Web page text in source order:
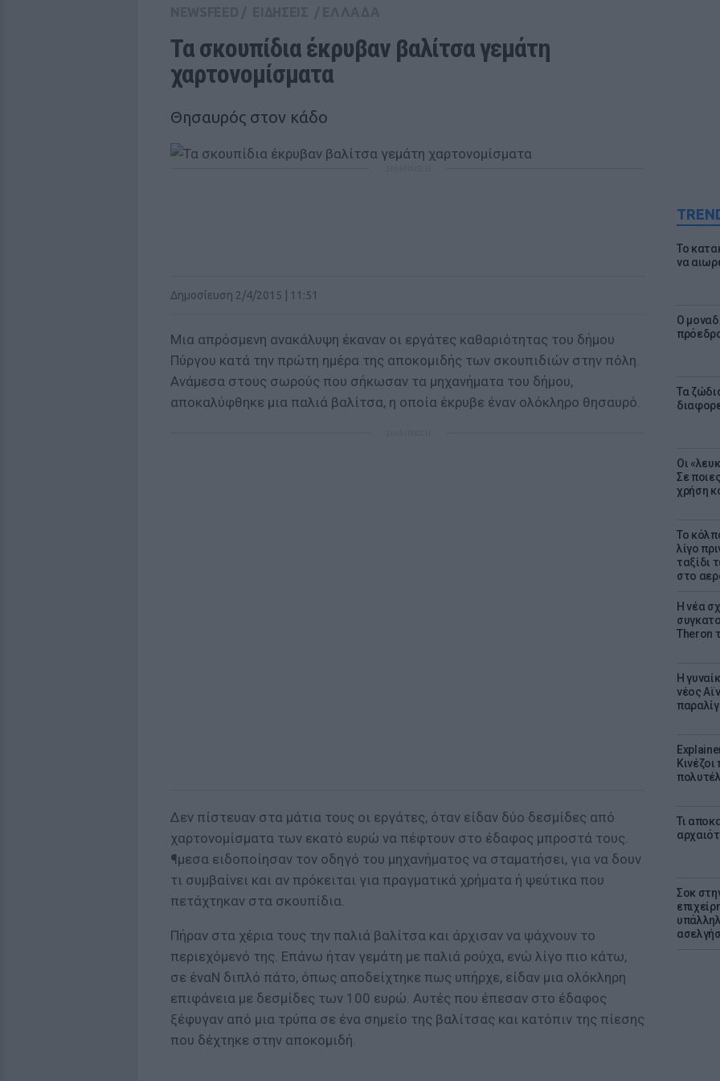
Το
να
Ο
Τα
Οι
Σε
χρήση
Το
λίγο
ταξίδι
στο
Η νέα
Theron
Η
νέος
Τι
Σοκ
Τα σκουπίδια έκρυβαν βαλίτσα γεμάτη
χαρτονομίσματα
Θησαυρός στον κάδο
Δημοσίευση 2/4/2015 | 11:51
Μια απρόσμενη ανακάλυψη έκαναν οι εργάτες καθαριότητας του δήμου
Πύργου κατά την πρώτη ημέρα της αποκομιδής των σκουπιδιών στην πόλη.
Ανάμεσα στους σωρούς που σήκωσαν τα μηχανήματα του δήμου,
αποκαλύφθηκε μια παλιά βαλίτσα, η οποία έκρυβε έναν ολόκληρο θησαυρό.
Δεν πίστευαν στα μάτια τους οι εργάτες, όταν είδαν δύο δεσμίδες από
χαρτονομίσματα των εκατό ευρώ να πέφτουν στο έδαφος μπροστά τους.
¶μεσα ειδοποίησαν τον οδηγό του μηχανήματος να σταματήσει, για να δουν
τι συμβαίνει και αν πρόκειται για πραγματικά χρήματα ή ψεύτικα που
πετάχτηκαν στα σκουπίδια.
Πήραν στα χέρια τους την παλιά βαλίτσα και άρχισαν να ψάχνουν το
περιεχόμενό της. Επάνω ήταν γεμάτη με παλιά ρούχα, ενώ λίγο πιο κάτω,
σε έναΝ διπλό πάτο, όπως αποδείχτηκε πως υπήρχε, είδαν μια ολόκληρη
επιφάνεια με δεσμίδες των 100 ευρώ. Αυτές που έπεσαν στο έδαφος
ξέφυγαν από μια τρύπα σε ένα σημείο της βαλίτσας και κατόπιν της πίεσης
που δέχτηκε στην αποκομιδή.